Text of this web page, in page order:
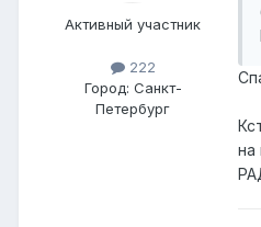
Активный участник
222
Город: Санкт-
Петербург
на